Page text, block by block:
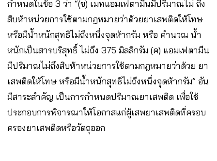
กําหนดในข้อ 3 ว่า “(ข) เมทแอมเฟตามีนมีปริมาณไม่ ถึง
สิบห้าหน่วยการใช้ตามกฎหมายว่าด้วยยาเสพติดให้โทษ
หรือมีน้ำหนักสุทธิไม่ถึงหนึ่งจุดห้ากรัม หรือ คํานวณ น้ำ
หนักเป็นสารบริสุทธิ์ ไม่ถึง 375 มิลลิกรัม (ค) แอมเฟตามีน
มีปริมาณไม่ถึงสิบห้าหน่วยการใช้ตามกฎหมายว่าด้วย ยา
เสพติดให้โทษ หรือมีน้ําหนักสุทธิไม่ถึงหนึ่งจุดห้ากรัม” อัน
มีสาระสําคัญ เป็นการกําหนดปริมาณยาเสพติด เพื่อใช้
ประกอบการพิจารณาให้โอกาสแก่ผู้เสพยาเสพติดที่ครอบ
ครองยาเสพติดหรือวัตถุออก